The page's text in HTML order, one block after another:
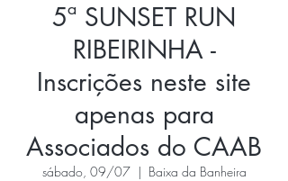
5ª SUNSET RUN
RIBEIRINHA -
Inscrições neste site
apenas para
Associados do CAAB
sábado, 09/07
  |
Baixa da Banheira